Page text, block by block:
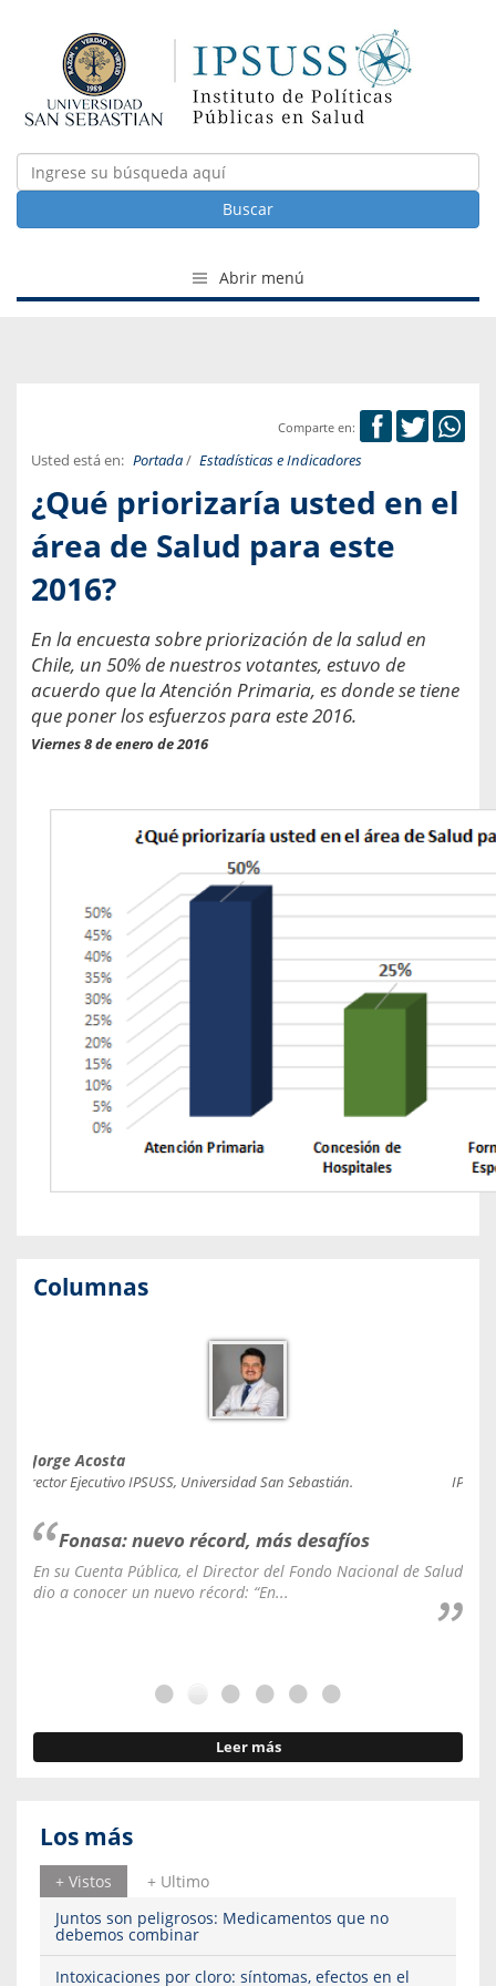
Buscar
Abrir menú
Comparte en:
Usted está en: Portada/ Estadísticas e Indicadores
¿Qué priorizaría usted en el
área de Salud para este
2016?
En la encuesta sobre priorización de la salud en
Chile, un 50% de nuestros votantes, estuvo de
acuerdo que la Atención Primaria, es donde se tiene
que poner los esfuerzos para este 2016.
Viernes 8 de enero de 2016
Columnas
Jorge Acosta
Director Ejecutivo IPSUSS, Universidad San Sebastián.
Fonasa: nuevo récord, más desafíos
En su Cuenta Pública, el Director del Fondo Nacional de Salud
dio a conocer un nuevo récord: “En...
Leer más
Los más
+ Vistos
+ Ultimo
Juntos son peligrosos: Medicamentos que no
debemos combinar
Intoxicaciones por cloro: síntomas, efectos en el